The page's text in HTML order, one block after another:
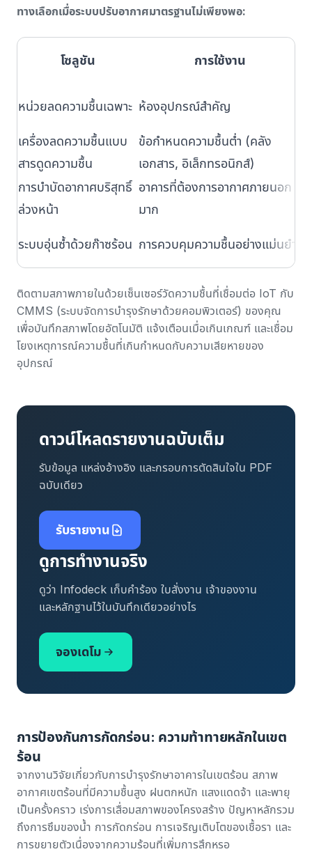
ทางเลือกเมื่อระบบปรับอากาศมาตรฐานไม่เพียงพอ:
โซลูชัน การใช้งาน
หน่วยลดความชื้นเฉพาะ ห้องอุปกรณ์สำคัญ
เครื่องลดความชื้นแบบ
สารดูดความชื้น
ข้อกำหนดความชื้นต่ำ (คลัง
เอกสาร, อิเล็กทรอนิกส์)
การบำบัดอากาศบริสุทธิ์
ล่วงหน้า
อาคารที่ต้องการอากาศภายนอก
มาก
ระบบอุ่นซ้ำด้วยก๊าซร้อน การควบคุมความชื้นอย่างแม่นยำ
ติดตามสภาพภายในด้วยเซ็นเซอร์วัดความชื้นที่เชื่อมต่อ IoT กับ
CMMS (ระบบจัดการบำรุงรักษาด้วยคอมพิวเตอร์) ของคุณ
เพื่อบันทึกสภาพโดยอัตโนมัติ แจ้งเตือนเมื่อเกินเกณฑ์ และเชื่อม
โยงเหตุการณ์ความชื้นที่เกินกำหนดกับความเสียหายของ
อุปกรณ์
ดาวน์โหลดรายงานฉบับเต็ม
รับข้อมูล แหล่งอ้างอิง และกรอบการตัดสินใจใน PDF
ฉบับเดียว
รับรายงาน
ดูการทำงานจริง
ดูว่า Infodeck เก็บคำร้อง ใบสั่งงาน เจ้าของงาน
และหลักฐานไว้ในบันทึกเดียวอย่างไร
จองเดโม
การป้องกันการกัดกร่อน: ความท้าทายหลักในเขต
ร้อน
จากงานวิจัยเกี่ยวกับการบำรุงรักษาอาคารในเขตร้อน สภาพ
อากาศเขตร้อนที่มีความชื้นสูง ฝนตกหนัก แสงแดดจ้า และพายุ
เป็นครั้งคราว เร่งการเสื่อมสภาพของโครงสร้าง ปัญหาหลักรวม
ถึงการซึมของน้ำ การกัดกร่อน การเจริญเติบโตของเชื้อรา และ
การขยายตัวเนื่องจากความร้อนที่เพิ่มการสึกหรอ